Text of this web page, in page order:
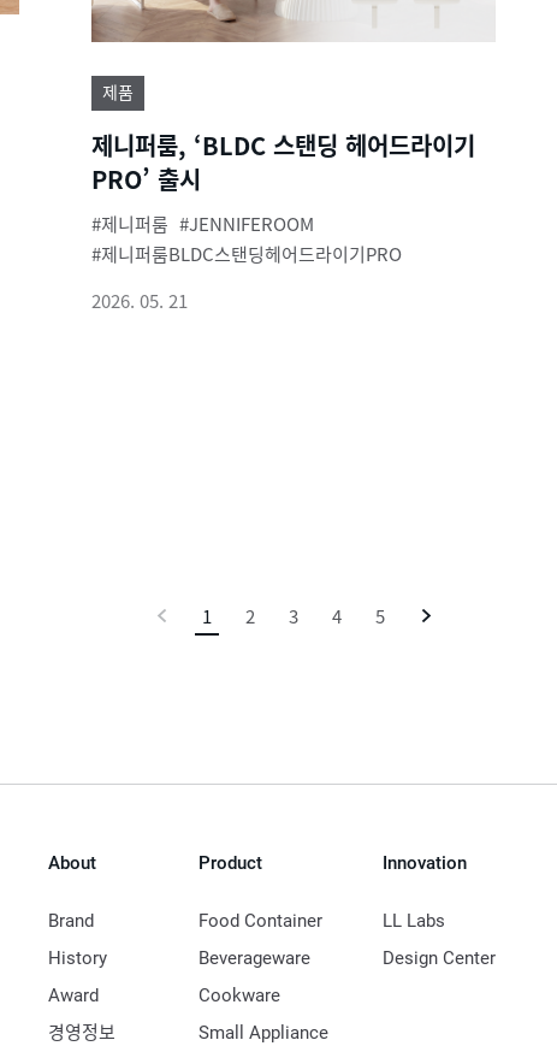
제품
제니퍼룸, ‘BLDC 스탠딩 헤어드라이기
PRO’ 출시
제니퍼룸
JENNIFEROOM
제니퍼룸BLDC스탠딩헤어드라이기PRO
2026. 05. 21
1
지
2 3 4 5
About
Brand
History
Award
경영정보
Product
Food Container
Beverageware
Cookware
Small Appliance
Innovation
LL Labs
Design Center